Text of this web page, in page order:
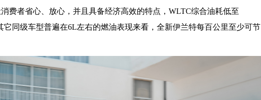
费者省心、放心，并且具备经济高效的特点，WLTC综合油耗低至
它同级车型普遍在6L左右的燃油表现来看，全新伊兰特每百公里至少可节